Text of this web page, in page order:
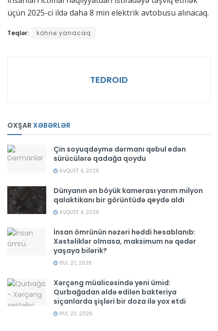
üçün 2025-ci ildə daha 8 min elektrik avtobusu alınacaq.
Teqlər: köhnə yanacaq
TEDROID
OXŞAR XƏBƏRLƏR
Çin soyuqdəymə dərmanı qəbul edən
sürücülərə qadağa qoydu
AVQUST 4, 2026
Dünyanın ən böyük kamerası yarım milyon
qalaktikanı bir görüntüdə qeydə aldı
AVQUST 4, 2026
İnsan ömrünün nəzəri həddi hesablanıb:
Xəstəliklər olmasa, maksimum nə qədər
yaşaya bilərik?
İYUL 27, 2026
Xərçəng müalicəsində yeni ümid:
Qurbağadan əldə edilən bakteriya
siçanlarda şişləri bir doza ilə yox etdi
İYUL 23, 2026